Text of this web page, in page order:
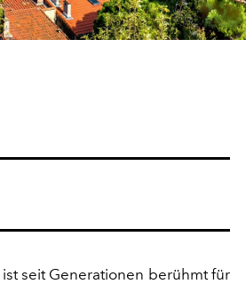
ist seit Generationen berühmt für